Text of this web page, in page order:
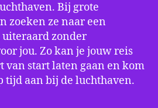
Bij grote
zoeken ze naar een
zonder
jou. Zo kan je jouw reis
van start laten gaan en kom
tijd aan bij de luchthaven.